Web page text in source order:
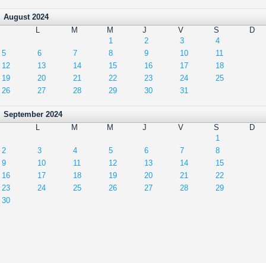
August 2024
L
M M J V S
D
1
2 3
4
5
6 7 8 9 10
11
12
13 14 15 16 17
18
19
20 21 22 23 24
25
26
27 28 29 30 31
September 2024
L
M M J V S
D
1
2
3 4 5 6 7
8
9
10 11 12 13 14
15
16
17 18 19 20 21
22
23
24 25 26 27 28
29
30